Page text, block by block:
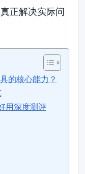
正解决实际问
的核心能力？
用深度测评